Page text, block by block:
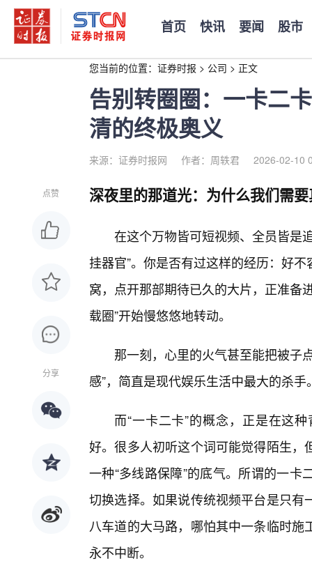
首页 快讯 要闻 股市
您当前的位置： 证券时报 > 公司 > 正文
告别转圈圈：一卡二
清的终极奥义
来源：证券时报网 作者：周轶君 2026-02-10
点赞
分享
深夜里的那道光：为什么我们需
在这个万物皆可短视频、全员皆是
挂器官”。你是否有过这样的经历：好
窝，点开那部期待已久的大片，正准备
载圈”开始慢悠悠地转动。
那一刻，心里的火气甚至能把被子
感”，简直是现代娱乐生活中最大的杀手
而“一卡二卡”的概念，正是在这
好。很多人初听这个词可能觉得陌生
一种“多线路保障”的底气。所谓的一
切换选择。如果说传统视频平台是只
八车道的大马路，哪怕其中一条临时
永不中断。